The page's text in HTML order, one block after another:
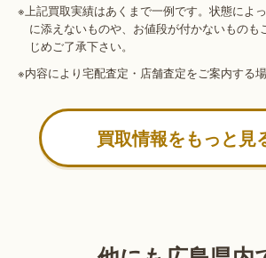
※上記買取実績はあくまで一例です。状態によ
に添えないものや、お値段が付かないものも
じめご了承下さい。
※内容により宅配査定・店舗査定をご案内する場
買取情報をもっと見